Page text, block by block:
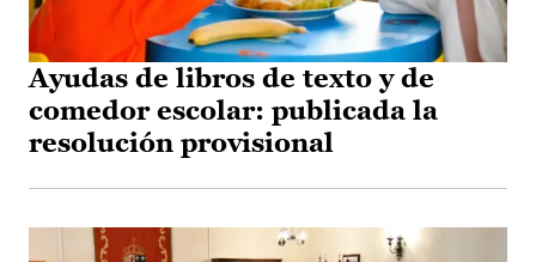
Ayudas de libros de texto y de
comedor escolar: publicada la
resolución provisional